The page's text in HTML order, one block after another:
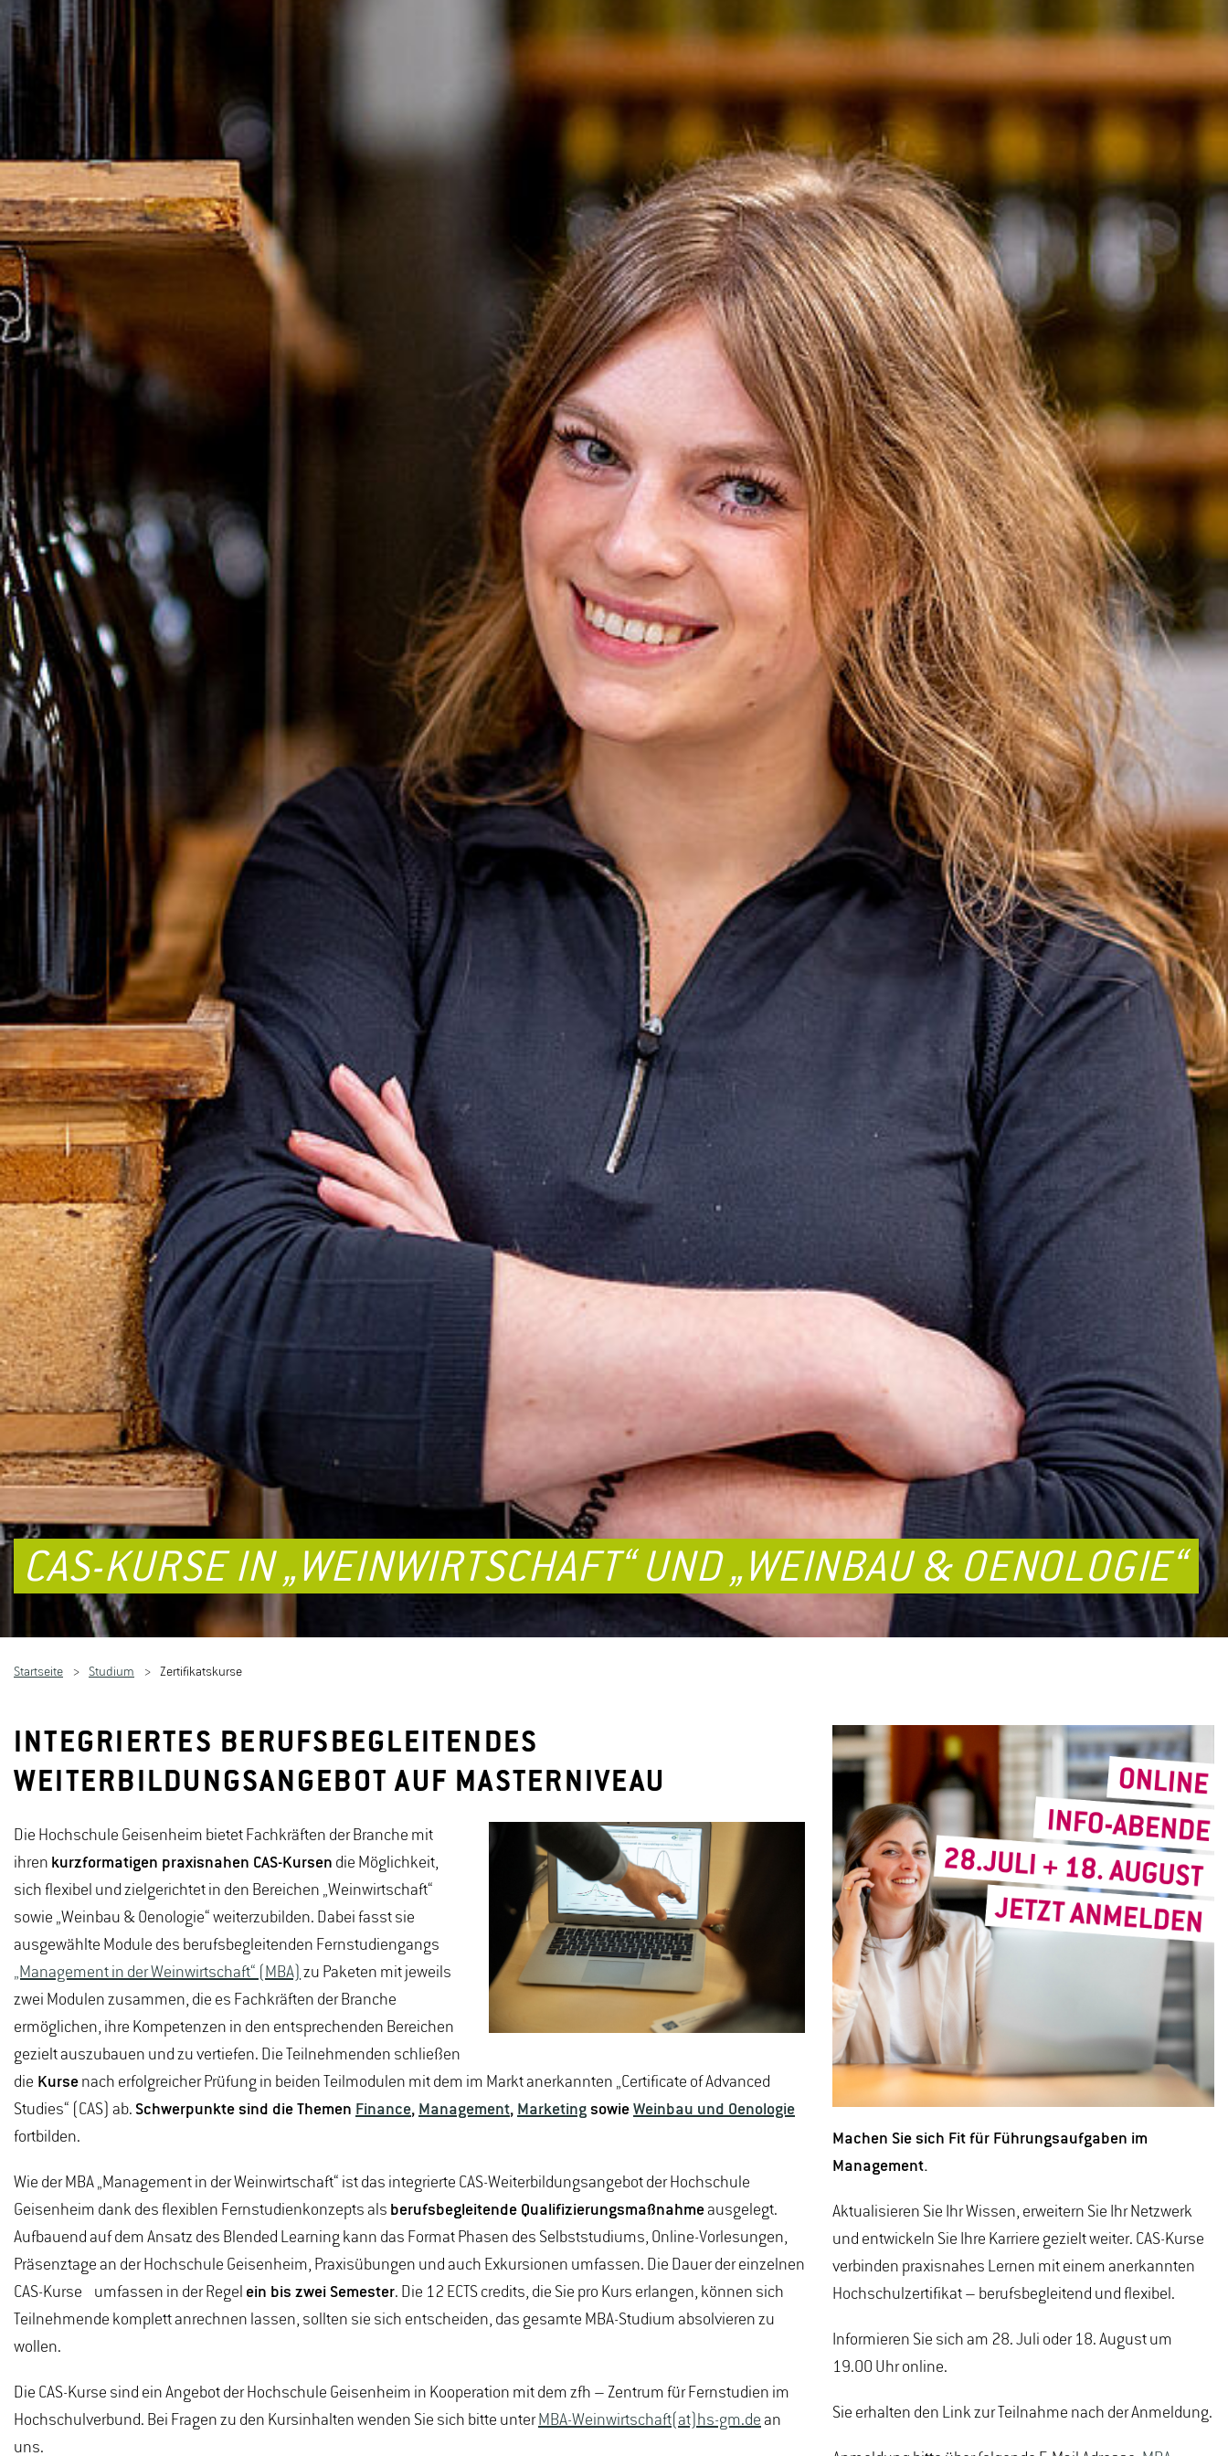
CAS-KURSE IN „WEINWIRTSCHAFT“ UND „WEINBAU & OENOLOGIE“
Startseite Studium Zertifikatskurse
INTEGRIERTES BERUFSBEGLEITENDES
WEITERBILDUNGSANGEBOT AUF MASTERNIVEAU
Die Hochschule Geisenheim bietet Fachkräften der Branche mit
ihren kurzformatigen praxisnahen CAS-Kursen die Möglichkeit,
sich flexibel und zielgerichtet in den Bereichen „Weinwirtschaft“
sowie „Weinbau & Oenologie“ weiterzubilden. Dabei fasst sie
ausgewählte Module des berufsbegleitenden Fernstudiengangs
„Management in der Weinwirtschaft“ (MBA) zu Paketen mit jeweils
zwei Modulen zusammen, die es Fachkräften der Branche
ermöglichen, ihre Kompetenzen in den entsprechenden Bereichen
gezielt auszubauen und zu vertiefen. Die Teilnehmenden schließen
die Kurse nach erfolgreicher Prüfung in beiden Teilmodulen mit dem im Markt anerkannten „Certificate of Advanced
Studies“ (CAS) ab. Schwerpunkte sind die Themen Finance, Management, Marketing sowie Weinbau und Oenologie
fortbilden.
Wie der MBA „Management in der Weinwirtschaft“ ist das integrierte CAS-Weiterbildungsangebot der Hochschule
Geisenheim dank des flexiblen Fernstudienkonzepts als berufsbegleitende Qualifizierungsmaßnahme ausgelegt.
Aufbauend auf dem Ansatz des Blended Learning kann das Format Phasen des Selbststudiums, Online-Vorlesungen,
Präsenztage an der Hochschule Geisenheim, Praxisübungen und auch Exkursionen umfassen. Die Dauer der einzelnen
CAS-Kurse umfassen in der Regel ein bis zwei Semester. Die 12 ECTS credits, die Sie pro Kurs erlangen, können sich
Teilnehmende komplett anrechnen lassen, sollten sie sich entscheiden, das gesamte MBA-Studium absolvieren zu
wollen.
Die CAS-Kurse sind ein Angebot der Hochschule Geisenheim in Kooperation mit dem zfh – Zentrum für Fernstudien im
Hochschulverbund. Bei Fragen zu den Kursinhalten wenden Sie sich bitte unterMBA-Weinwirtschaft(at)hs-gm.de an
uns.
Machen Sie sich Fit für Führungsaufgaben im
Management.
Aktualisieren Sie Ihr Wissen, erweitern Sie Ihr Netzwerk
und entwickeln Sie Ihre Karriere gezielt weiter. CAS-Kurse
verbinden praxisnahes Lernen mit einem anerkannten
Hochschulzertifikat – berufsbegleitend und flexibel.
Informieren Sie sich am 28. Juli oder 18. August um
19.00 Uhr online.
Sie erhalten den Link zur Teilnahme nach der Anmeldung.